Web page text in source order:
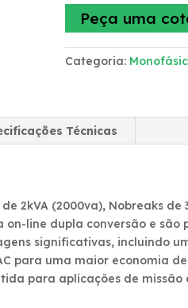
Peça uma
Categoria:
Técnicas
2kVA (2000va), Nobreaks de
on-line dupla conversão e são
significativas, incluindo
para uma maior economia
para aplicações de missão